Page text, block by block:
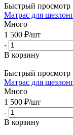
Быстрый просмотр
Матрас для
Много
1 500 ₽/шт
-
В корзину
Быстрый просмотр
Матрас для
Много
1 500 ₽/шт
-
В корзину